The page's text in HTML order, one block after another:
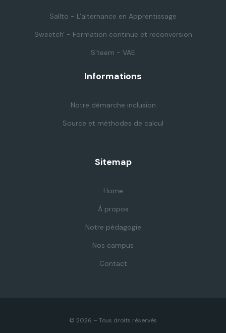
Sallto - L'alternance en Apprentissage
Sweetch' - Formation continue et reconversion
S'teem - VAE
Informations
Notre démarche inclusion
Source et méthodes de calcul
Sitemap
Home
À propos
Notre pédagogie
Nos campus
Contact
© 2026 – Tous droits réservés